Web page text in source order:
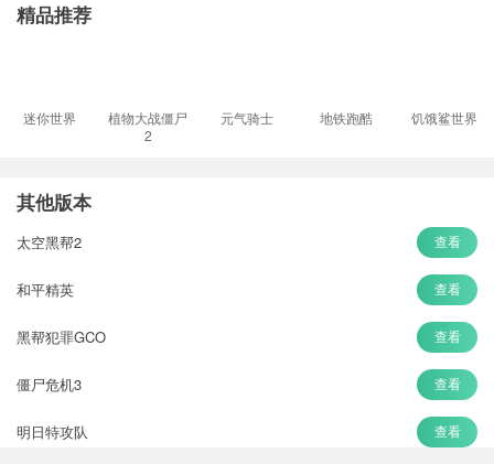
精品推荐
迷你世界
植物大战僵尸
2
元气骑士 地铁跑酷 饥饿鲨世界
其他版本
太空黑帮2 查看
和平精英 查看
黑帮犯罪GCO 查看
僵尸危机3 查看
明日特攻队 查看